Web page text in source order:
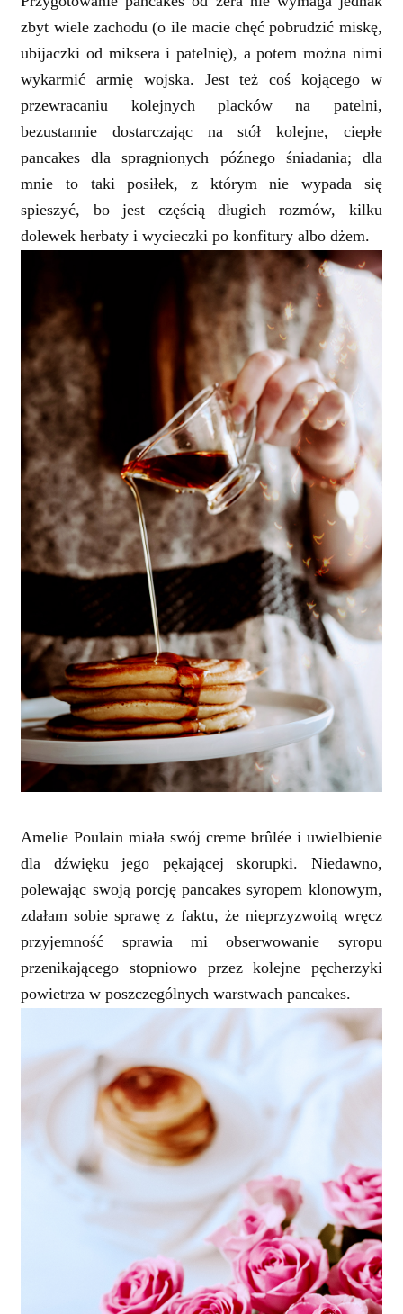
zbyt wiele zachodu (o ile macie chęć pobrudzić miskę,
ubijaczki od miksera i patelnię), a potem można nimi
wykarmić armię wojska. Jest też coś kojącego w
przewracaniu kolejnych placków na patelni,
bezustannie dostarczając na stół kolejne, ciepłe
pancakes dla spragnionych późnego śniadania; dla
mnie to taki posiłek, z którym nie wypada się
spieszyć, bo jest częścią długich rozmów, kilku
dolewek herbaty i wycieczki po konfitury albo dżem.
Amelie Poulain miała swój creme brûlée i uwielbienie
dla dźwięku jego pękającej skorupki. Niedawno,
polewając swoją porcję pancakes syropem klonowym,
zdałam sobie sprawę z faktu, że nieprzyzwoitą wręcz
przyjemność sprawia mi obserwowanie syropu
przenikającego stopniowo przez kolejne pęcherzyki
powietrza w poszczególnych warstwach pancakes.